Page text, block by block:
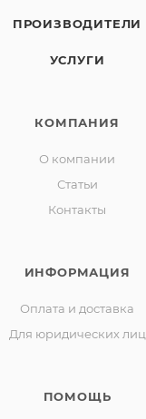
ПРОИЗВОДИТЕЛИ
УСЛУГИ
КОМПАНИЯ
О компании
Статьи
Контакты
ИНФОРМАЦИЯ
Оплата и доставка
Для юридических лиц
ПОМОЩЬ